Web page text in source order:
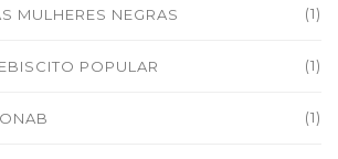
MULHERES NEGRAS (1)
POPULAR (1)
(1)